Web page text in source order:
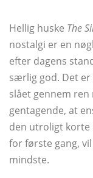
Hellig huske The
nostalgi er en
efter dagens
særlig god. Det
slået gennem
gentagende, at
den utroligt korte
for første gang,
mindste.